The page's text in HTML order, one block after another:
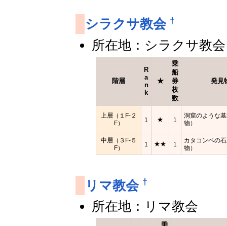
シラクサ教会 †
所在地：シラクサ教会
階層
R
a
n
k
★
乗
船
券
枚
数
発見
上層（１F-２
F）
1 ★ 1
洞窟のような
物）
中層（３F-５
F）
1 ★★ 1
カタコンベの
物）
リマ教会 †
所在地：リマ教会